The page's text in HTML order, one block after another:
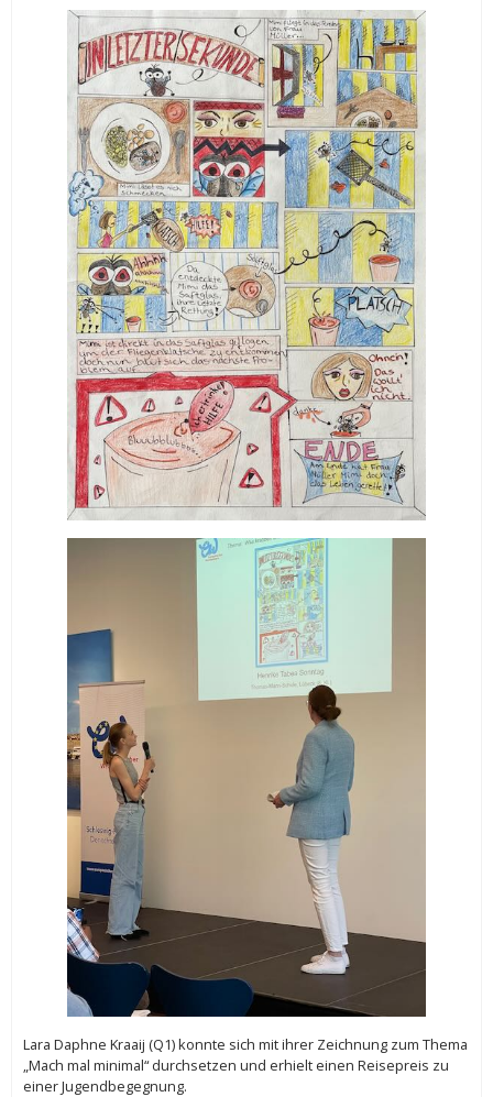
Lara Daphne Kraaij (Q1) konnte sich mit ihrer Zeichnung zum Thema
„Mach mal minimal“ durchsetzen und erhielt einen Reisepreis zu
einer Jugendbegegnung.